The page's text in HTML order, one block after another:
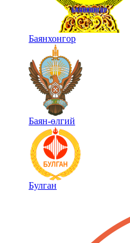
Баянхонгор
Баян-өлгий
Булган